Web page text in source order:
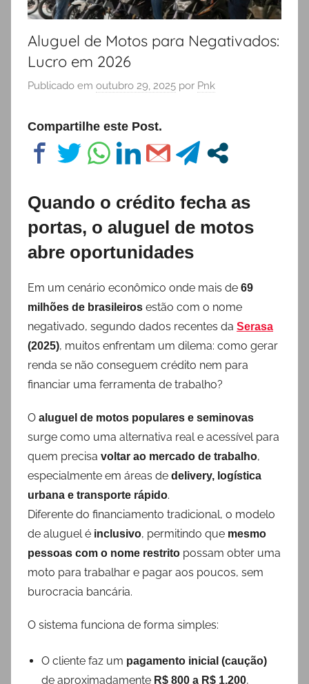
Aluguel de Motos para Negativados:
Lucro em 2026
Publicado em outubro 29, 2025 por Pnk
Compartilhe este Post.
Quando o crédito fecha as
portas, o aluguel de motos
abre oportunidades
Em um cenário econômico onde mais de 69
milhões de brasileiros estão com o nome
negativado, segundo dados recentes da Serasa
(2025), muitos enfrentam um dilema: como gerar
renda se não conseguem crédito nem para
financiar uma ferramenta de trabalho?
O aluguel de motos populares e seminovas
surge como uma alternativa real e acessível para
quem precisa voltar ao mercado de trabalho,
especialmente em áreas de delivery, logística
urbana e transporte rápido.
Diferente do financiamento tradicional, o modelo
de aluguel é inclusivo, permitindo que mesmo
pessoas com o nome restrito possam obter uma
moto para trabalhar e pagar aos poucos, sem
burocracia bancária.
O sistema funciona de forma simples:
O cliente faz um pagamento inicial (caução)
de aproximadamente R$ 800 a R$ 1.200,